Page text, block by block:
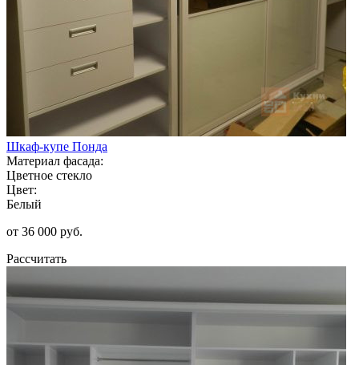
Шкаф-купе Понда
Материал фасада:
Цветное стекло
Цвет:
Белый
от 36 000 руб.
Рассчитать